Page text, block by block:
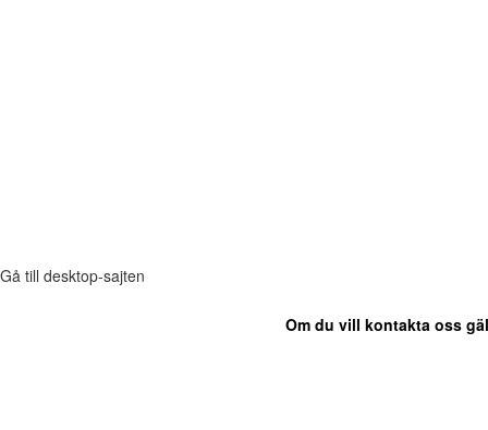
Gå till desktop-sajten
Om du vill kontakta oss